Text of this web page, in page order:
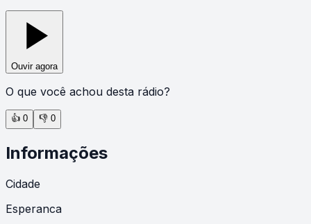
Ouvir agora
O que você achou desta rádio?
👍 0 👎 0
Informações
Cidade
Esperanca